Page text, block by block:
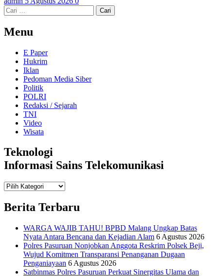
Cari
untuk:
Menu
E Paper
Hukrim
Iklan
Pedoman Media Siber
Politik
POLRI
Redaksi / Sejarah
TNI
Video
Wisata
Teknologi
Informasi Sains Telekomunikasi
Teknologi
Berita Terbaru
WARGA WAJIB TAHU! BPBD Malang Ungkap Batas
Nyata Antara Bencana dan Kejadian Alam 6 Agustus 2026
Polres Pasuruan Nonjobkan Anggota Reskrim Polsek Beji,
Wujud Komitmen Transparansi Penanganan Dugaan
Penganiayaan 6 Agustus 2026
Satbinmas Polres Pasuruan Perkuat Sinergitas Ulama dan